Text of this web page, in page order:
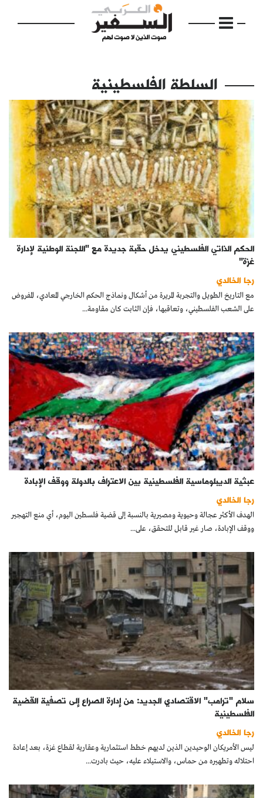
الرئيسية
مواضيع
إفتتاحية
فكرة
دفاتر
بالصورة
كتّابنا
الأرشيف
السلطة الفلسطينية
الحكم الذاتي الفلسطيني يدخل حقبة جديدة مع "اللجنة الوطنية لإدارة
غزة"
رجا الخالدي
مع التاريخ الطويل والتجربة المريرة من أشكال ونماذج الحكم الخارجي المعادي، المفروض
على الشعب الفلسطيني، وتعاقبها، فإن الثابت كان مقاومة...
عبثية الديبلوماسية الفلسطينية بين الاعتراف بالدولة ووقف الإبادة
رجا الخالدي
الهدف الأكثر عجالة وحيوية ومصيرية بالنسبة إلى قضية فلسطين اليوم، أي منع التهجير
ووقف الإبادة، صار غير قابل للتحقق، على...
سلام "ترامب" الاقتصادي الجديد: من إدارة الصراع إلى تصفية القضية
الفلسطينية
رجا الخالدي
ليس الأمريكان الوحيدين الذين لديهم خطط استثمارية وعقارية لقطاع غزة، بعد إعادة
احتلاله وتطهيره من حماس، والاستيلاء عليه، حيث بادرت...